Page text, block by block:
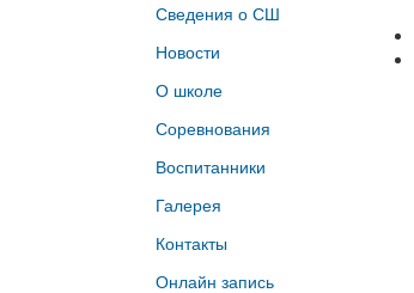
Сведения о СШ
Новости
О школе
Соревнования
Воспитанники
Галерея
Контакты
Онлайн запись